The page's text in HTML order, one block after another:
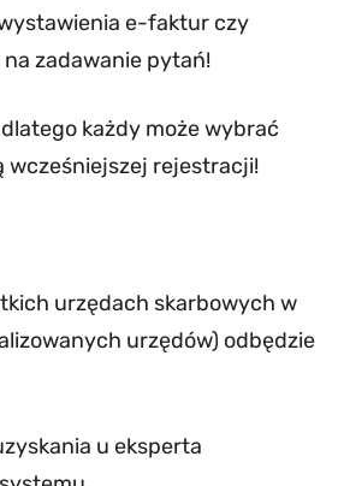
e-faktur czy
zadawanie pytań!
każdy może wybrać
wcześniejszej rejestracji!
urzędach skarbowych w
urzędów) odbędzie
u eksperta